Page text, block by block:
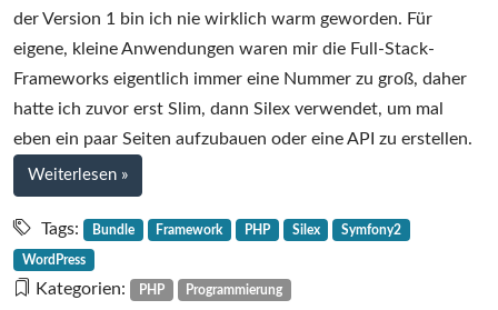
der Version 1 bin ich nie wirklich warm geworden. Für
eigene, kleine Anwendungen waren mir die Full-Stack-
Frameworks eigentlich immer eine Nummer zu groß, daher
hatte ich zuvor erst Slim, dann Silex verwendet, um mal
eben ein paar Seiten aufzubauen oder eine API zu erstellen.
Weiterlesen bei
Willkommen,
Symfony2
»
Tags: Bundle Framework PHP Silex Symfony2
WordPress
Kategorien: PHP Programmierung